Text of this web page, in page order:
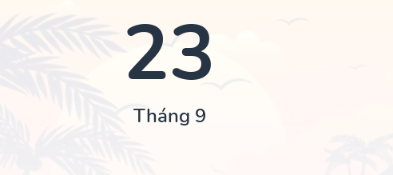
23
Tháng 9